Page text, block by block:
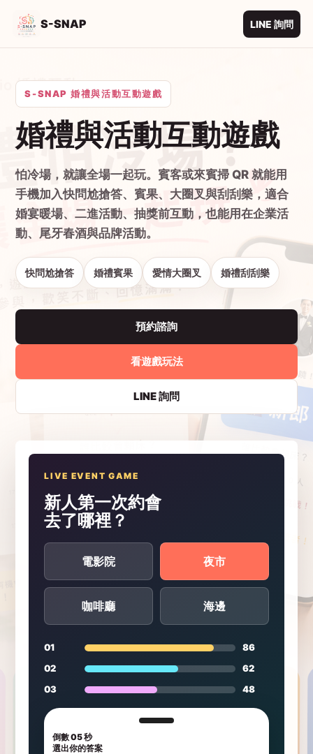
S-SNAP LINE 詢問
S-SNAP 婚禮與活動互動遊戲
婚禮與活動互動遊戲
怕冷場，就讓全場一起玩。賓客或來賓掃 QR 就能用
手機加入快問尬搶答、賓果、大圈叉與刮刮樂，適合
婚宴暖場、二進活動、抽獎前互動，也能用在企業活
動、尾牙春酒與品牌活動。
快問尬搶答 婚禮賓果 愛情大圈叉 婚禮刮刮樂
預約諮詢
看遊戲玩法
LINE 詢問
LIVE EVENT GAME
新人第一次約會
去了哪裡？
電影院 夜市
咖啡廳 海邊
01
86
02
62
03
48
倒數 05 秒
選出你的答案